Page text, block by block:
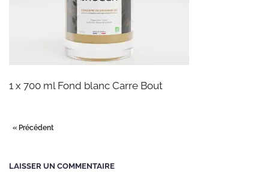
1 x 700 ml Fond blanc Carre Bout
« Précédent
LAISSER UN COMMENTAIRE